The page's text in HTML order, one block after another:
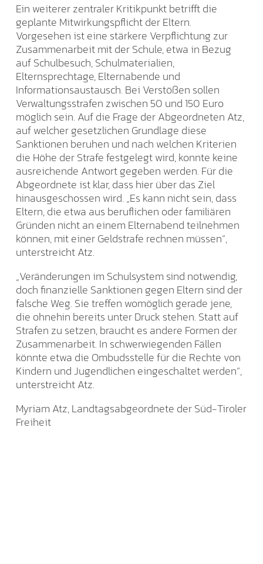
Ein weiterer zentraler Kritikpunkt betrifft die
geplante Mitwirkungspflicht der Eltern.
Vorgesehen ist eine stärkere Verpflichtung zur
Zusammenarbeit mit der Schule, etwa in Bezug
auf Schulbesuch, Schulmaterialien,
Elternsprechtage, Elternabende und
Informationsaustausch. Bei Verstößen sollen
Verwaltungsstrafen zwischen 50 und 150 Euro
möglich sein. Auf die Frage der Abgeordneten Atz,
auf welcher gesetzlichen Grundlage diese
Sanktionen beruhen und nach welchen Kriterien
die Höhe der Strafe festgelegt wird, konnte keine
ausreichende Antwort gegeben werden. Für die
Abgeordnete ist klar, dass hier über das Ziel
hinausgeschossen wird. „Es kann nicht sein, dass
Eltern, die etwa aus beruflichen oder familiären
Gründen nicht an einem Elternabend teilnehmen
können, mit einer Geldstrafe rechnen müssen“,
unterstreicht Atz.
„Veränderungen im Schulsystem sind notwendig,
doch finanzielle Sanktionen gegen Eltern sind der
falsche Weg. Sie treffen womöglich gerade jene,
die ohnehin bereits unter Druck stehen. Statt auf
Strafen zu setzen, braucht es andere Formen der
Zusammenarbeit. In schwerwiegenden Fällen
könnte etwa die Ombudsstelle für die Rechte von
Kindern und Jugendlichen eingeschaltet werden“,
unterstreicht Atz.
Myriam Atz, Landtagsabgeordnete der Süd-Tiroler
Freiheit